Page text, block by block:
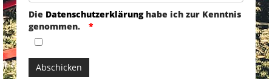
Die Datenschutzerklärunghabe ich zur Kenntnis
genommen.
Abschicken